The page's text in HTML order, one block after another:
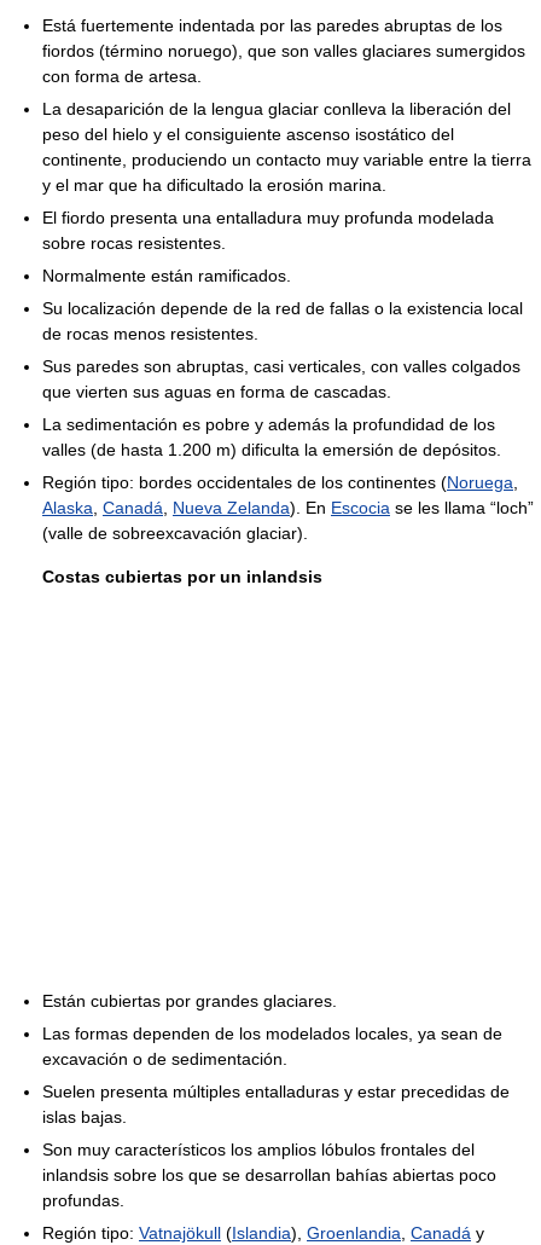
Está fuertemente indentada por las paredes abruptas de los
fiordos (término noruego), que son valles glaciares sumergidos
con forma de artesa.
La desaparición de la lengua glaciar conlleva la liberación del
peso del hielo y el consiguiente ascenso isostático del
continente, produciendo un contacto muy variable entre la tierra
y el mar que ha dificultado la erosión marina.
El fiordo presenta una entalladura muy profunda modelada
sobre rocas resistentes.
Normalmente están ramificados.
Su localización depende de la red de fallas o la existencia local
de rocas menos resistentes.
Sus paredes son abruptas, casi verticales, con valles colgados
que vierten sus aguas en forma de cascadas.
La sedimentación es pobre y además la profundidad de los
valles (de hasta 1.200 m) dificulta la emersión de depósitos.
Región tipo: bordes occidentales de los continentes (Noruega,
Alaska, Canadá, Nueva Zelanda). En Escocia se les llama “loch”
(valle de sobreexcavación glaciar).
Costas cubiertas por un inlandsis
Están cubiertas por grandes glaciares.
Las formas dependen de los modelados locales, ya sean de
excavación o de sedimentación.
Suelen presenta múltiples entalladuras y estar precedidas de
islas bajas.
Son muy característicos los amplios lóbulos frontales del
inlandsis sobre los que se desarrollan bahías abiertas poco
profundas.
Región tipo: Vatnajökull (Islandia), Groenlandia, Canadá y